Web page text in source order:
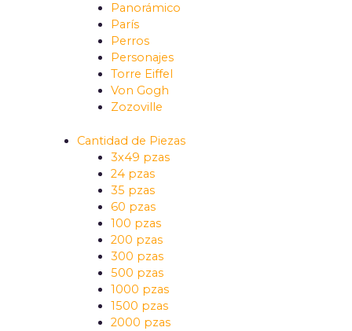
Panorámico
París
Perros
Personajes
Torre Eiffel
Von Gogh
Zozoville
Cantidad de Piezas
3x49 pzas
24 pzas
35 pzas
60 pzas
100 pzas
200 pzas
300 pzas
500 pzas
1000 pzas
1500 pzas
2000 pzas